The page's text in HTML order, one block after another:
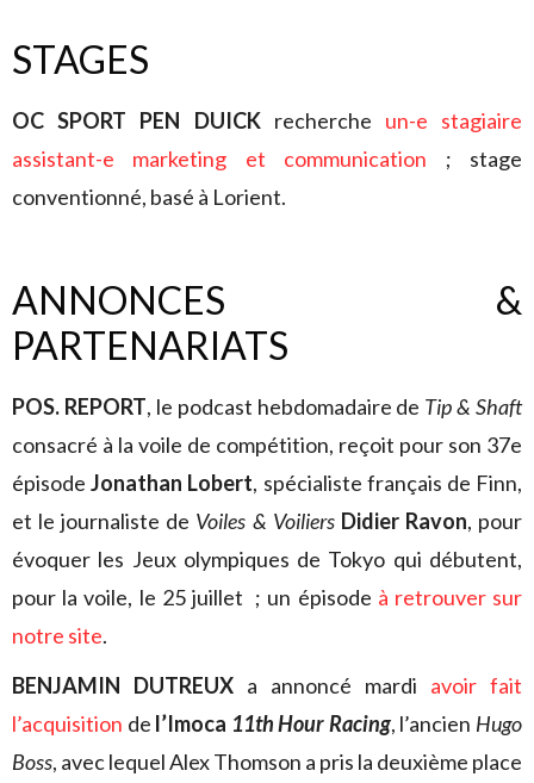
STAGES
OC SPORT PEN DUICKrecherche un-e stagiaire
assistant-e marketing et communication ; stage
conventionné, basé à Lorient.
ANNONCES &
PARTENARIATS
POS. REPORT, le podcast hebdomadaire de Tip & Shaft
consacré à la voile de compétition, reçoit pour son 37e
épisodeJonathan Lobert, spécialiste français de Finn,
et le journaliste de Voiles & Voiliers Didier Ravon, pour
évoquer les Jeux olympiques de Tokyo qui débutent,
pour la voile, le 25 juillet ; un épisode à retrouver sur
notre site.
BENJAMIN DUTREUX a annoncé mardi avoir fait
l’acquisition de l’Imoca 11th Hour Racing, l’ancien Hugo
Boss, avec lequel Alex Thomson a pris la deuxième place